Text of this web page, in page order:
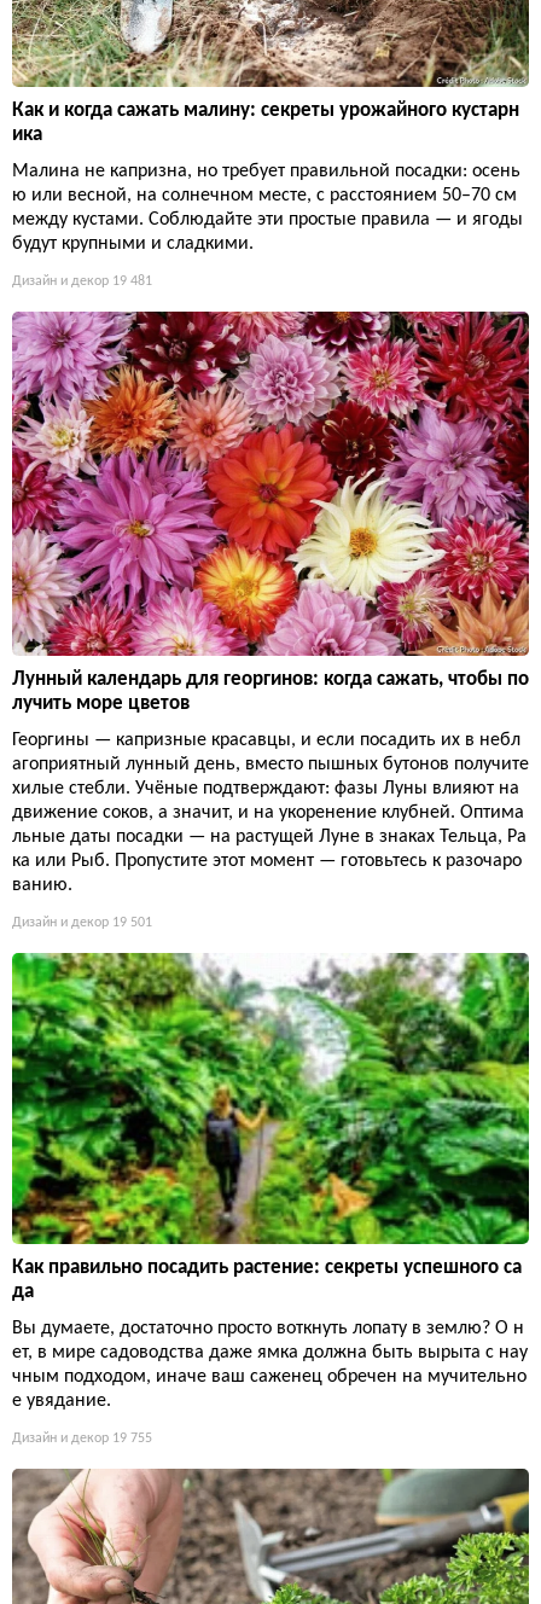
Как и когда сажать малину: секреты урожайного кустарн
ика
Малина не капризна, но требует правильной посадки: осень
ю или весной, на солнечном месте, с расстоянием 50–70 см
между кустами. Соблюдайте эти простые правила — и ягоды
будут крупными и сладкими.
Дизайн и декор 19 481
Лунный календарь для георгинов: когда сажать, чтобы по
лучить море цветов
Георгины — капризные красавцы, и если посадить их в небл
агоприятный лунный день, вместо пышных бутонов получите
хилые стебли. Учёные подтверждают: фазы Луны влияют на
движение соков, а значит, и на укоренение клубней. Оптима
льные даты посадки — на растущей Луне в знаках Тельца, Ра
ка или Рыб. Пропустите этот момент — готовьтесь к разочаро
ванию.
Дизайн и декор 19 501
Как правильно посадить растение: секреты успешного са
да
Вы думаете, достаточно просто воткнуть лопату в землю? О н
ет, в мире садоводства даже ямка должна быть вырыта с нау
чным подходом, иначе ваш саженец обречен на мучительно
е увядание.
Дизайн и декор 19 755